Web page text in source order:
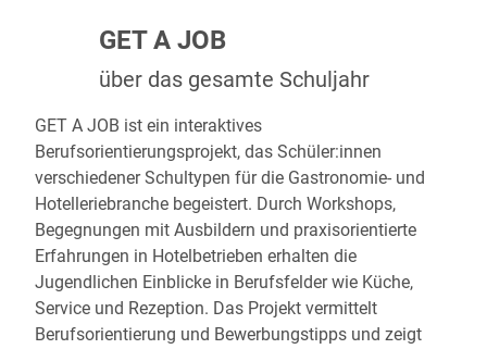
GET A JOB
über das gesamte Schuljahr
GET A JOB ist ein interaktives
Berufsorientierungsprojekt, das Schüler:innen
verschiedener Schultypen für die Gastronomie- und
Hotelleriebranche begeistert. Durch Workshops,
Begegnungen mit Ausbildern und praxisorientierte
Erfahrungen in Hotelbetrieben erhalten die
Jugendlichen Einblicke in Berufsfelder wie Küche,
Service und Rezeption. Das Projekt vermittelt
Berufsorientierung und Bewerbungstipps und zeigt